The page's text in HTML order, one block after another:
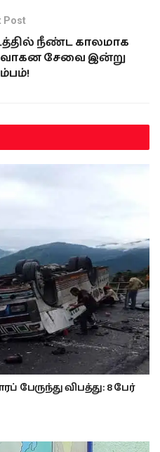
Post
நீண்ட காலமாக
வாகன சேவை இன்று
பேருந்து விபத்து: 8 பேர்